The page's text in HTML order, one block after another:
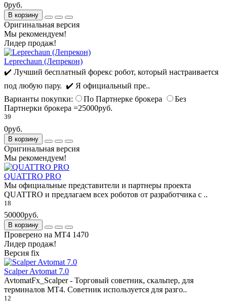
0руб.
В корзину
Оригинальная версия
Мы рекомендуем!
Лидер продаж!
Leprechaun (Лепрекон)
✔️ Лучший бесплатный форекс робот, который настраивается
под любую пару. ✔️ Я официальный пре..
Варианты покупки:
По Партнерке брокера
Без
Партнерки брокера =25000руб.
39
0руб.
В корзину
Оригинальная версия
Мы рекомендуем!
QUATTRO PRO
Мы официальные представители и партнеры проекта
QUATTRO и предлагаем всех роботов от разработчика с ..
18
50000руб.
В корзину
Проверено на МТ4 1470
Лидер продаж!
Версия fix
Scalper Avtomat 7.0
AvtomatFx_Scalper - Торговый советник, скальпер, для
терминалов МТ4. Советник используется для разго..
12